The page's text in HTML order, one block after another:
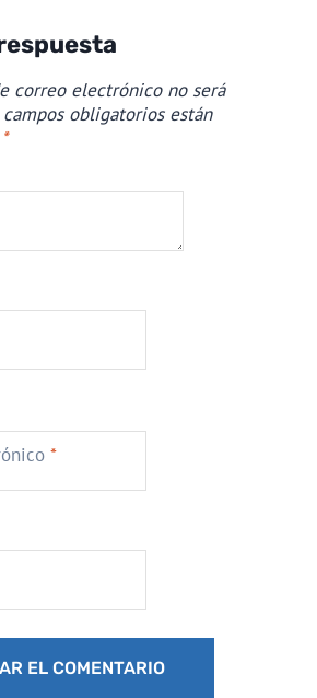
correo electrónico no será
campos obligatorios están
*
*